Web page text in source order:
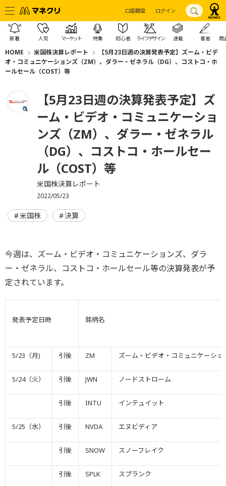
口座開設 ログイン
新着 人気 マーケット 特集 初心者 ライフデザイン 連載 著者 商
HOME 米国株決算レポート
【5月23日週の決算発表予定】ズーム・ビデ
オ・コミュニケーションズ（ZM）、ダラー・ゼネラル（DG）、コストコ・ホ
ールセール（COST）等
【5月23日週の決算発表予定】ズ
ーム・ビデオ・コミュニケーショ
ンズ（ZM）、ダラー・ゼネラル
（DG）、コストコ・ホールセー
ル（COST）等
米国株決算レポート
2022/05/23
米国株 決算
今週は、ズーム・ビデオ・コミュニケーションズ、ダラ
ー・ゼネラル、コストコ・ホールセール等の決算発表が予
定されています。
発表予定日時 銘柄名
5/23（月) 引後 ZM ズーム・ビデオ・コミュニケーショ
5/24（火） 引後 JWN ノードストローム
引後 INTU インテュイット
5/25（水） 引後 NVDA エヌビディア
引後 SNOW スノーフレイク
引後 SPLK スプランク